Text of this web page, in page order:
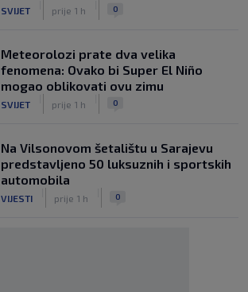
SVIJET prije 1 h 0
Meteorolozi prate dva velika
fenomena: Ovako bi Super El Niño
mogao oblikovati ovu zimu
SVIJET prije 1 h 0
Na Vilsonovom šetalištu u Sarajevu
predstavljeno 50 luksuznih i sportskih
automobila
VIJESTI prije 1 h 0